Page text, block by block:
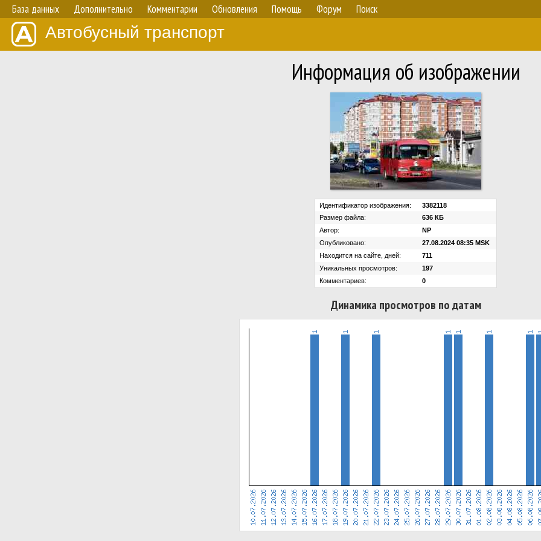
База данных Дополнительно Комментарии Обновления Помощь Форум Поиск
Автобусный транспорт
Информация об изображении
Идентификатор изображения:
3382118
Размер файла:
636 КБ
Автор:
NP
Опубликовано:
27.08.2024 08:35 MSK
Находится на сайте, дней:
711
Уникальных просмотров:
197
Комментариев:
0
Динамика просмотров по датам